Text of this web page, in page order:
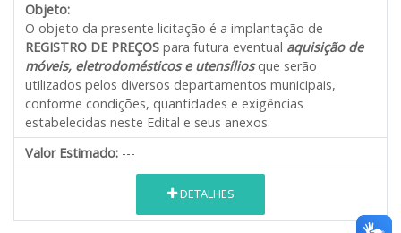
Objeto:
O objeto da presente licitação é a implantação de
REGISTRO DE PREÇOS para futura eventual aquisição de
móveis, eletrodomésticos e utensíliosque serão
utilizados pelos diversos departamentos municipais,
conforme condições, quantidades e exigências
estabelecidas neste Edital e seus anexos.
Valor Estimado: ---
DETALHES